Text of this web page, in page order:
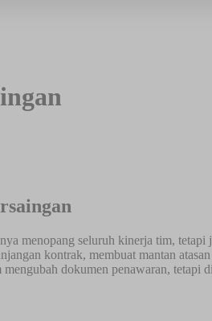
menopang seluruh kinerja tim,
kontrak, membuat mantan
mengubah dokumen penawaran,